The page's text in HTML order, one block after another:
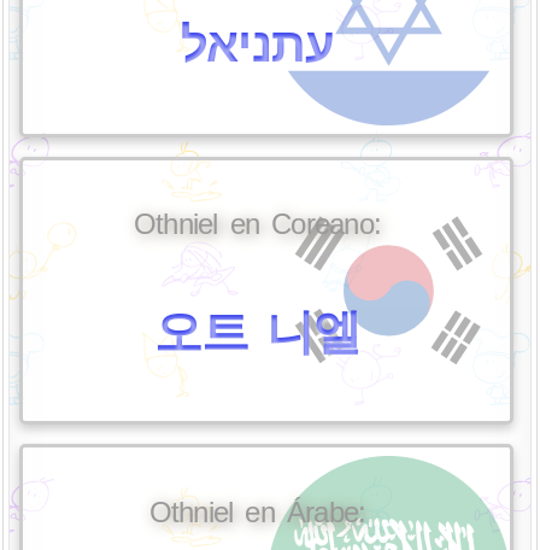
עתניאל
Othniel en Coreano:
오트 니엘
Othniel en Árabe: